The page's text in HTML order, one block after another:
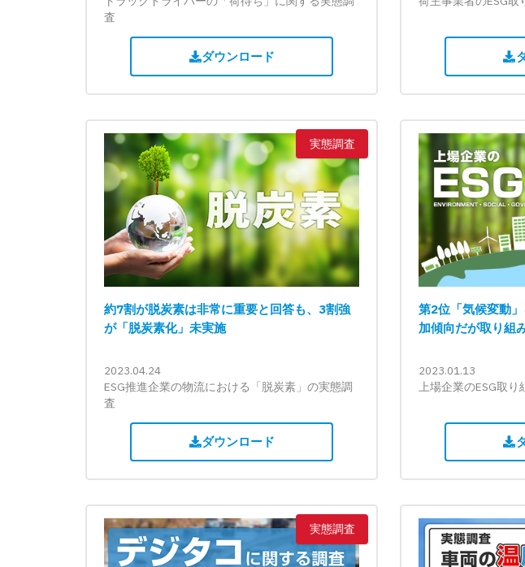
査
ダウンロード
実態調査
約7割が脱炭素は非常に重要と回答も、3割強
が「脱炭素化」未実施
2023.04.24
ESG推進企業の物流における「脱炭素」の実態調
査
ダウンロード
第2位「気候変動
加傾向だが取り組
2023.01.13
上場企業のESG取
実態調査